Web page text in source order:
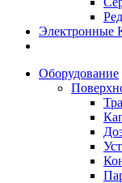
Электронные
Оборудование